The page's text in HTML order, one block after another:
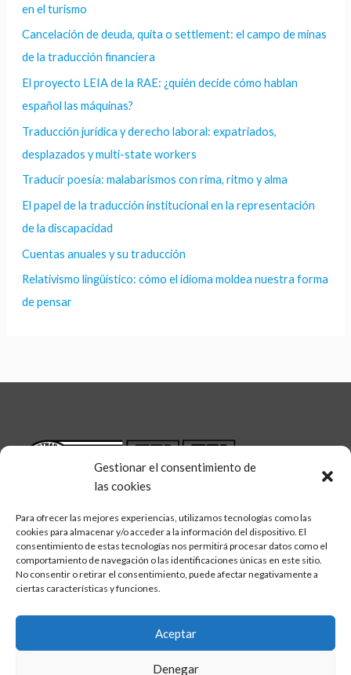
Gestionar el consentimiento de
las cookies
Para ofrecer las mejores experiencias, utilizamos tecnologías como las
cookies para almacenar y/o acceder a la información del dispositivo. El
consentimiento de estas tecnologías nos permitirá procesar datos como el
comportamiento de navegación o las identificaciones únicas en este sitio.
No consentir o retirar el consentimiento, puede afectar negativamente a
ciertas características y funciones.
Aceptar
Denegar
en el turismo
Cancelación de deuda, quita o settlement: el campo de minas
de la traducción financiera
El proyecto LEIA de la RAE: ¿quién decide cómo hablan
español las máquinas?
Traducción jurídica y derecho laboral: expatriados,
desplazados y multi-state workers
Traducir poesía: malabarismos con rima, ritmo y alma
El papel de la traducción institucional en la representación
de la discapacidad
Cuentas anuales y su traducción
Relativismo lingüístico: cómo el idioma moldea nuestra forma
de pensar
Síguenos en:
linkedintwitterfacebook